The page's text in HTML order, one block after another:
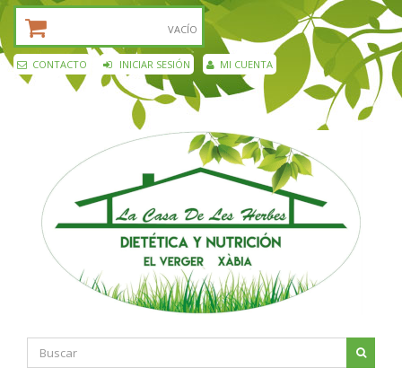
VACÍO
CONTACTO INICIAR SESIÓN MI CUENTA